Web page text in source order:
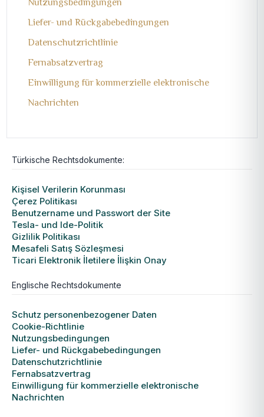
Nutzungsbedingungen
Liefer- und Rückgabebedingungen
Datenschutzrichtlinie
Fernabsatzvertrag
Einwilligung für kommerzielle elektronische
Nachrichten
Türkische Rechtsdokumente:
Kişisel Verilerin Korunması
Çerez Politikası
Benutzername und Passwort der Site
Tesla- und Ide-Politik
Gizlilik Politikası
Mesafeli Satış Sözleşmesi
Ticari Elektronik İletilere İlişkin Onay
Englische Rechtsdokumente
Schutz personenbezogener Daten
Cookie-Richtlinie
Nutzungsbedingungen
Liefer- und Rückgabebedingungen
Datenschutzrichtlinie
Fernabsatzvertrag
Einwilligung für kommerzielle elektronische
Nachrichten